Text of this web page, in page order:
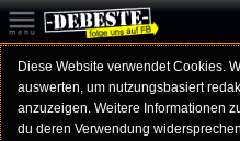
Diese Website verwendet Cookies.
auswerten, um nutzungsbasiert
anzuzeigen. Weitere Informationen
du deren Verwendung